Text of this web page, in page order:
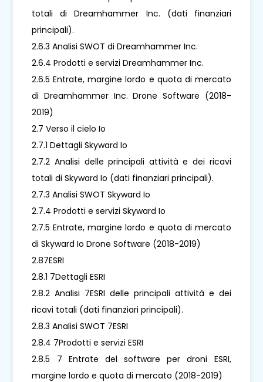
totali di Dreamhammer Inc. (dati finanziari
principali).
2.6.3 Analisi SWOT di Dreamhammer Inc.
2.6.4 Prodotti e servizi Dreamhammer Inc.
2.6.5 Entrate, margine lordo e quota di mercato
di Dreamhammer Inc. Drone Software (2018-
2019)
2.7 Verso il cielo Io
2.7.1 Dettagli Skyward Io
2.7.2 Analisi delle principali attività e dei ricavi
totali di Skyward Io (dati finanziari principali).
2.7.3 Analisi SWOT Skyward Io
2.7.4 Prodotti e servizi Skyward Io
2.7.5 Entrate, margine lordo e quota di mercato
di Skyward Io Drone Software (2018-2019)
2.87ESRI
2.8.1 7Dettagli ESRI
2.8.2 Analisi 7ESRI delle principali attività e dei
ricavi totali (dati finanziari principali).
2.8.3 Analisi SWOT 7ESRI
2.8.4 7Prodotti e servizi ESRI
2.8.5 7 Entrate del software per droni ESRI,
margine lordo e quota di mercato (2018-2019)